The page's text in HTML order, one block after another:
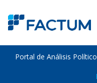
Portal de Análisis